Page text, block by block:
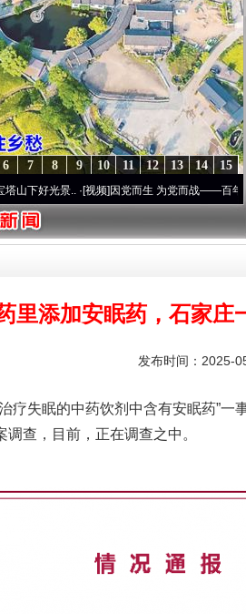
15
14
13
12
11
10
9
8
7
6
景..·[视频]因党而生 为党而战——百年“纪”事⑧加
里添加安眠药，石家庄
发布时间：2025-
失眠的中药饮剂中含有安眠药”一
查，目前，正在调查之中。